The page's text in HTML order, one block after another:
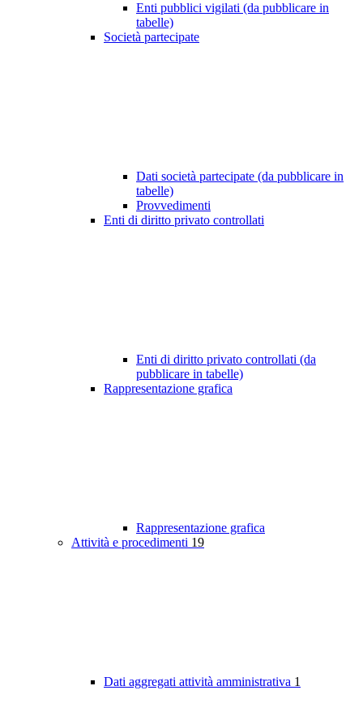
Enti pubblici vigilati (da pubblicare in
tabelle)
Società partecipate
Dati società partecipate (da pubblicare in
tabelle)
Provvedimenti
Enti di diritto privato controllati
Enti di diritto privato controllati (da
pubblicare in tabelle)
Rappresentazione grafica
Rappresentazione grafica
Attività e procedimenti 19
Dati aggregati attività amministrativa 1